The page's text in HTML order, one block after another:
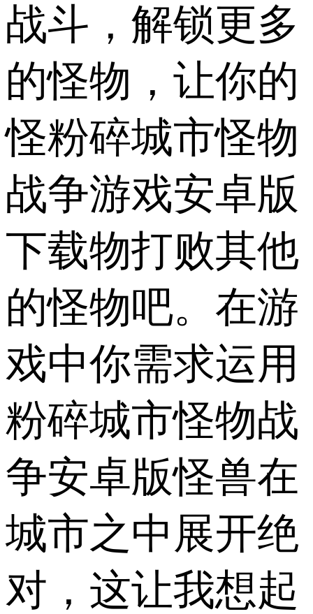
战斗，解锁更多
的怪物，让你的
怪粉碎城市怪物
战争游戏安卓版
下载物打败其他
的怪物吧。在游
戏中你需求运用
粉碎城市怪物战
争安卓版怪兽在
城市之中展开绝
对，这让我想起